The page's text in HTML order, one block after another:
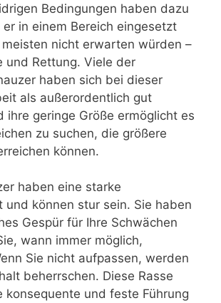
Bedingungen haben dazu
in einem Bereich eingesetzt
nicht erwarten würden –
und Rettung. Viele der
haben sich bei dieser
als außerordentlich gut
ihre geringe Größe ermöglicht es
zu suchen, die größere
können.
haben eine starke
und können stur sein. Sie haben
Gespür für Ihre Schwächen
wann immer möglich,
Sie nicht aufpassen, werden
beherrschen. Diese Rasse
konsequente und feste Führung